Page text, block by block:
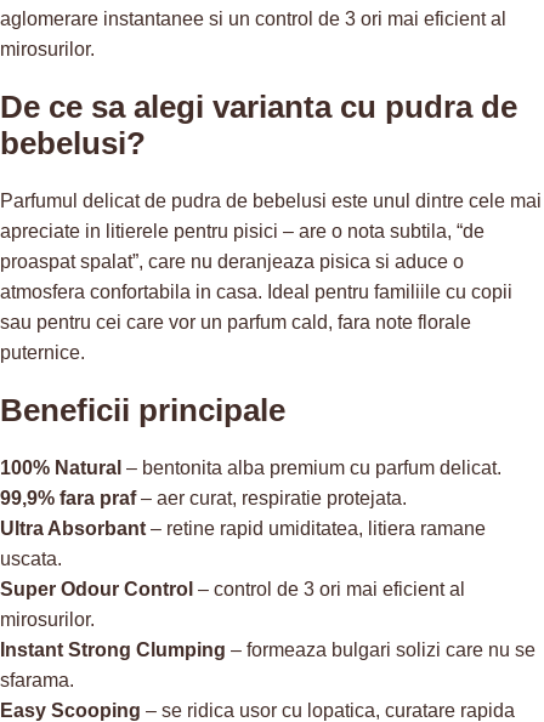
aglomerare instantanee si un control de 3 ori mai eficient al
mirosurilor.
De ce sa alegi varianta cu pudra de
bebelusi?
Parfumul delicat de pudra de bebelusi este unul dintre cele mai
apreciate in litierele pentru pisici – are o nota subtila, “de
proaspat spalat”, care nu deranjeaza pisica si aduce o
atmosfera confortabila in casa. Ideal pentru familiile cu copii
sau pentru cei care vor un parfum cald, fara note florale
puternice.
Beneficii principale
100% Natural – bentonita alba premium cu parfum delicat.
99,9% fara praf– aer curat, respiratie protejata.
Ultra Absorbant – retine rapid umiditatea, litiera ramane
uscata.
Super Odour Control – control de 3 ori mai eficient al
mirosurilor.
Instant Strong Clumping – formeaza bulgari solizi care nu se
sfarama.
Easy Scooping – se ridica usor cu lopatica, curatare rapida